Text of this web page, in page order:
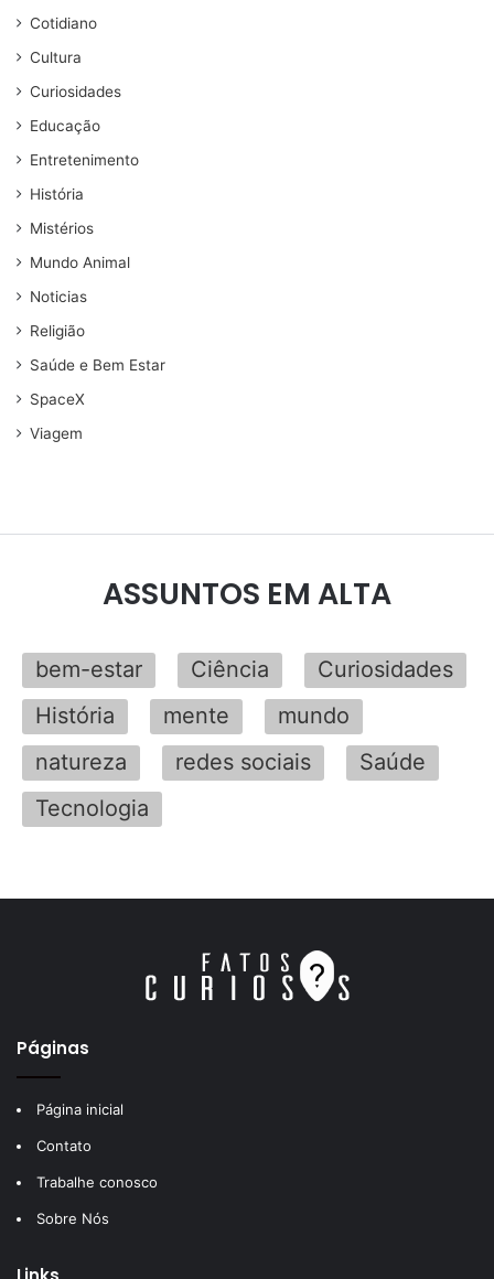
Cotidiano
Cultura
Curiosidades
Educação
Entretenimento
História
Mistérios
Mundo Animal
Noticias
Religião
Saúde e Bem Estar
SpaceX
Viagem
ASSUNTOS EM ALTA
bem-estar Ciência
Curiosidades
História
mente
mundo
natureza
redes sociais
Saúde
Tecnologia
Páginas
Página inicial
Contato
Trabalhe conosco
Sobre Nós